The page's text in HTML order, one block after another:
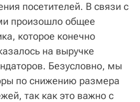
посетителей. В связи с
произошло общее
которое конечно
на выручке
Безусловно, мы
по снижению размера
так как это важно с